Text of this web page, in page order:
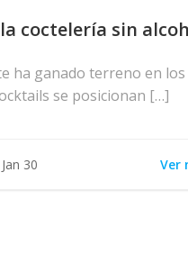
coctelería sin
ha ganado terreno en los
se posicionan […]
Jan 30 Ver